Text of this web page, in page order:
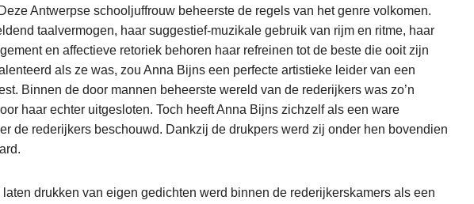
Antwerpse schooljuffrouw beheerste de regels van het genre volkomen.
taalvermogen, haar suggestief-muzikale gebruik van rijm en ritme, haar
en affectieve retoriek behoren haar refreinen tot de beste die ooit zijn
als ze was, zou Anna Bijns een perfecte artistieke leider van een
Binnen de door mannen beheerste wereld van de rederijkers was zo’n
haar echter uitgesloten. Toch heeft Anna Bijns zichzelf als een ware
de rederijkers beschouwd. Dankzij de drukpers werd zij onder hen bovendien
drukken van eigen gedichten werd binnen de rederijkerskamers als een